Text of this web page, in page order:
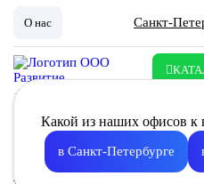
О нас Санкт-
Какой из наших офисов к
в Санкт-Петербурге
Установка